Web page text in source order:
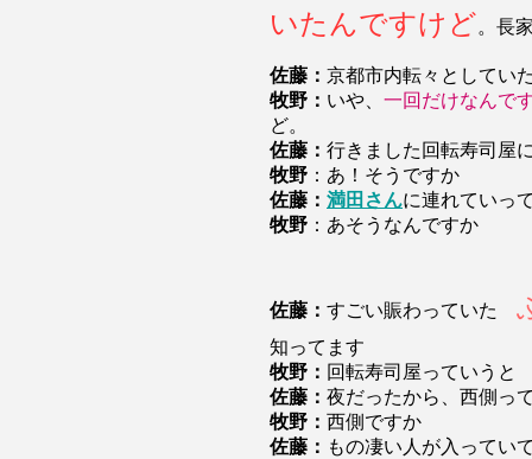
いたんですけど。長
佐藤： 京都市内転々としてい
牧野： いや、 一回だけなんで
ど。
佐藤： 行きました回転寿司屋
牧野 ：あ！そうですか
佐藤： 満田さんに連れていっ
牧野 ：あそうなんですか
佐藤： すごい賑わっていた
知ってます
牧野： 回転寿司屋っていうと
佐藤： 夜だったから、西側っ
牧野： 西側ですか
佐藤： もの凄い人が入ってい